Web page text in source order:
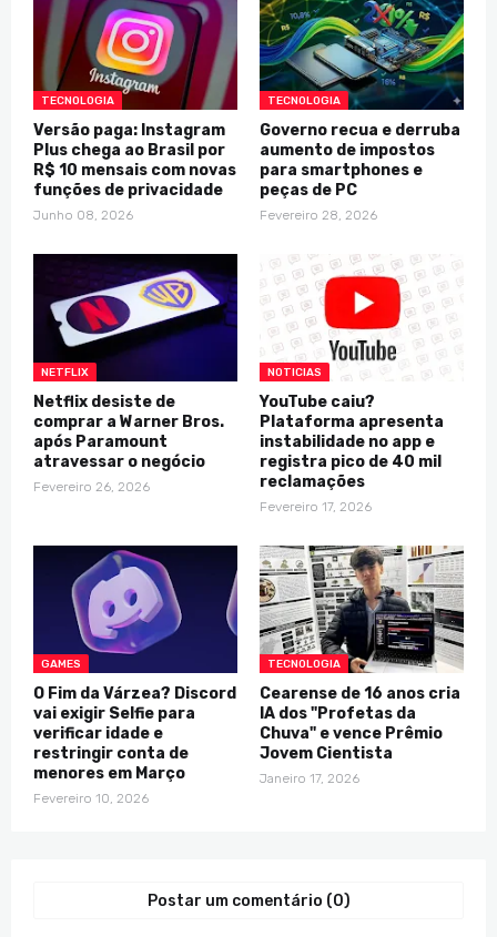
TECNOLOGIA
Versão paga: Instagram
Plus chega ao Brasil por
R$ 10 mensais com novas
funções de privacidade
Junho 08, 2026
TECNOLOGIA
Governo recua e derruba
aumento de impostos
para smartphones e
peças de PC
Fevereiro 28, 2026
NETFLIX
Netflix desiste de
comprar a Warner Bros.
após Paramount
atravessar o negócio
Fevereiro 26, 2026
NOTICIAS
YouTube caiu?
Plataforma apresenta
instabilidade no app e
registra pico de 40 mil
reclamações
Fevereiro 17, 2026
GAMES
O Fim da Várzea? Discord
vai exigir Selfie para
verificar idade e
restringir conta de
menores em Março
Fevereiro 10, 2026
TECNOLOGIA
Cearense de 16 anos cria
IA dos "Profetas da
Chuva" e vence Prêmio
Jovem Cientista
Janeiro 17, 2026
Postar um comentário (0)